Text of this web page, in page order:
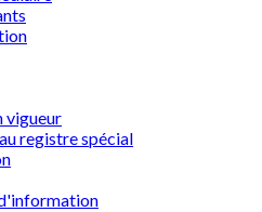
vigueur
registre spécial